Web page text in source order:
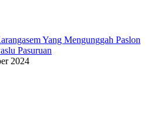
Yang Mengunggah Paslon
Pasuruan
2024